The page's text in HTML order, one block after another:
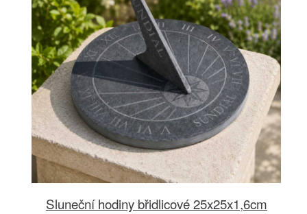
Sluneční hodiny břidlicové 25x25x1,6cm